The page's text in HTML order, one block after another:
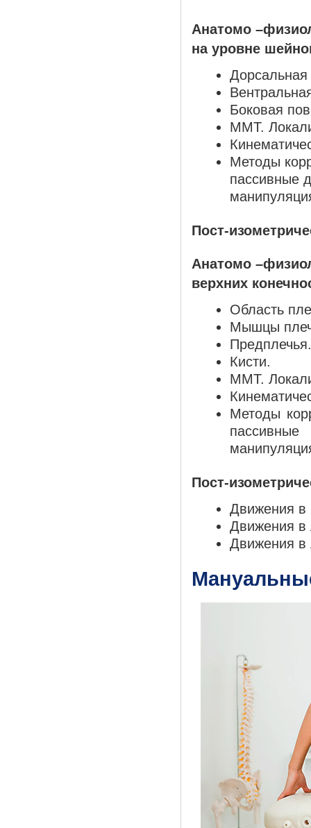
Анатомо
на уровне
Дорсальная
Боковая
ММТ.
Методы
пассивные
Пост-
Анатомо
верхних
Область
Мышцы
Предплечья.
Кисти.
ММТ.
Методы
Пост-
Движения в
Движения в
Движения в